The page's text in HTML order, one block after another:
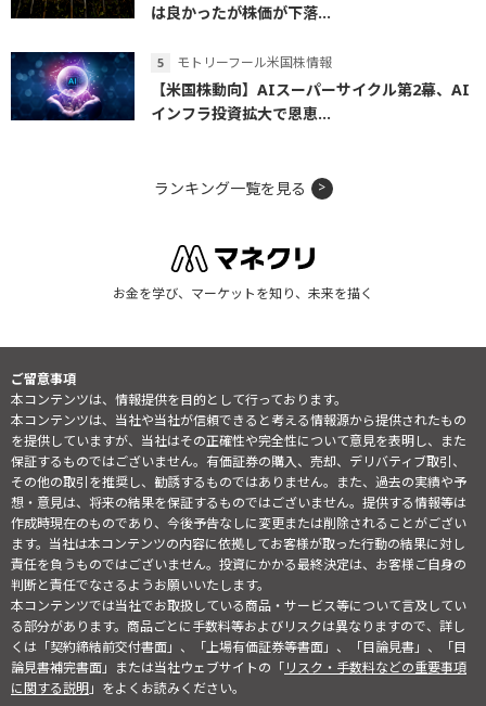
は良かったが株価が下落...
モトリーフール米国株情報
【米国株動向】AIスーパーサイクル第2幕、AI
インフラ投資拡大で恩恵...
ランキング一覧を見る
お金を学び、マーケットを知り、未来を描く
ご留意事項
本コンテンツは、情報提供を目的として行っております。
本コンテンツは、当社や当社が信頼できると考える情報源から提供されたもの
を提供していますが、当社はその正確性や完全性について意見を表明し、また
保証するものではございません。有価証券の購入、売却、デリバティブ取引、
その他の取引を推奨し、勧誘するものではありません。また、過去の実績や予
想・意見は、将来の結果を保証するものではございません。提供する情報等は
作成時現在のものであり、今後予告なしに変更または削除されることがござい
ます。当社は本コンテンツの内容に依拠してお客様が取った行動の結果に対し
責任を負うものではございません。投資にかかる最終決定は、お客様ご自身の
判断と責任でなさるようお願いいたします。
本コンテンツでは当社でお取扱している商品・サービス等について言及してい
る部分があります。商品ごとに手数料等およびリスクは異なりますので、詳し
くは「契約締結前交付書面」、「上場有価証券等書面」、「目論見書」、「目
論見書補完書面」または当社ウェブサイトの「リスク・手数料などの重要事項
に関する説明」をよくお読みください。